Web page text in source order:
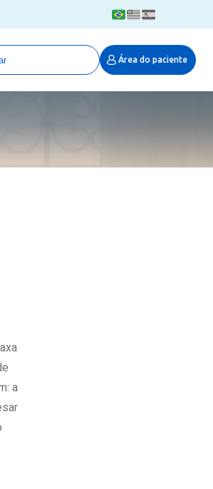
Área do paciente
e Segurança em saúde
Interconsultas
Telemedicina
do Cuidado
a